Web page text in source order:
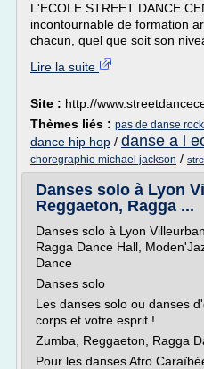
L'ECOLE STREET DANCE
incontournable de formation
chacun, quel que soit son
Lire la suite
Site : http://
Thèmes liés : pas de danse
dance hip hop / danse a l
choregraphie michael jackson /
Danses solo à Lyon
Reggaeton, Ragga ...
Danses solo à Lyon
Ragga Dance Hall,
Dance
Danses solo
Les danses solo ou danses
corps et votre esprit !
Zumba, Reggaeton, Ragga
Pour les danses Afro